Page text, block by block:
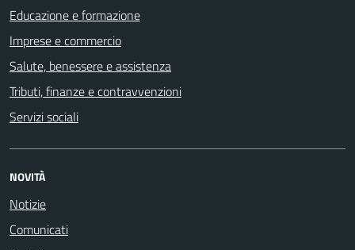
Educazione e formazione
Imprese e commercio
Salute, benessere e assistenza
Tributi, finanze e contravvenzioni
Servizi sociali
NOVITÀ
Notizie
Comunicati